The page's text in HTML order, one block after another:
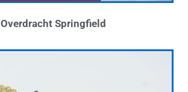
Overdracht Springfield